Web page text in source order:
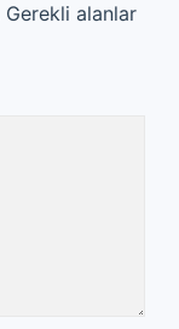
Gerekli alanlar